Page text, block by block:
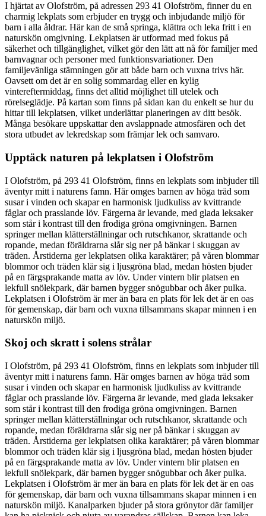
I hjärtat av Olofström, på adressen 293 41 Olofström, finner du en
charmig lekplats som erbjuder en trygg och inbjudande miljö för
barn i alla åldrar. Här kan de små springa, klättra och leka fritt i en
naturskön omgivning. Lekplatsen är utformad med fokus på
säkerhet och tillgänglighet, vilket gör den lätt att nå för familjer med
barnvagnar och personer med funktionsvariationer. Den
familjevänliga stämningen gör att både barn och vuxna trivs här.
Oavsett om det är en solig sommardag eller en kylig
vintereftermiddag, finns det alltid möjlighet till utelek och
rörelseglädje. På kartan som finns på sidan kan du enkelt se hur du
hittar till lekplatsen, vilket underlättar planeringen av ditt besök.
Många besökare uppskattar den avslappnade atmosfären och det
stora utbudet av lekredskap som främjar lek och samvaro.
Upptäck naturen på lekplatsen i Olofström
I Olofström, på 293 41 Olofström, finns en lekplats som inbjuder till
äventyr mitt i naturens famn. Här omges barnen av höga träd som
susar i vinden och skapar en harmonisk ljudkuliss av kvittrande
fåglar och prasslande löv. Färgerna är levande, med glada leksaker
som står i kontrast till den frodiga gröna omgivningen. Barnen
springer mellan klätterställningar och rutschkanor, skrattande och
ropande, medan föräldrarna slår sig ner på bänkar i skuggan av
träden. Årstiderna ger lekplatsen olika karaktärer; på våren blommar
blommor och träden klär sig i ljusgröna blad, medan hösten bjuder
på en färgsprakande matta av löv. Under vintern blir platsen en
lekfull snölekpark, där barnen bygger snögubbar och åker pulka.
Lekplatsen i Olofström är mer än bara en plats för lek det är en oas
för gemenskap, där barn och vuxna tillsammans skapar minnen i en
naturskön miljö.
Skoj och skratt i solens strålar
I Olofström, på 293 41 Olofström, finns en lekplats som inbjuder till
äventyr mitt i naturens famn. Här omges barnen av höga träd som
susar i vinden och skapar en harmonisk ljudkuliss av kvittrande
fåglar och prasslande löv. Färgerna är levande, med glada leksaker
som står i kontrast till den frodiga gröna omgivningen. Barnen
springer mellan klätterställningar och rutschkanor, skrattande och
ropande, medan föräldrarna slår sig ner på bänkar i skuggan av
träden. Årstiderna ger lekplatsen olika karaktärer; på våren blommar
blommor och träden klär sig i ljusgröna blad, medan hösten bjuder
på en färgsprakande matta av löv. Under vintern blir platsen en
lekfull snölekpark, där barnen bygger snögubbar och åker pulka.
Lekplatsen i Olofström är mer än bara en plats för lek det är en oas
för gemenskap, där barn och vuxna tillsammans skapar minnen i en
naturskön miljö. Kanalparken bjuder på stora grönytor där familjer